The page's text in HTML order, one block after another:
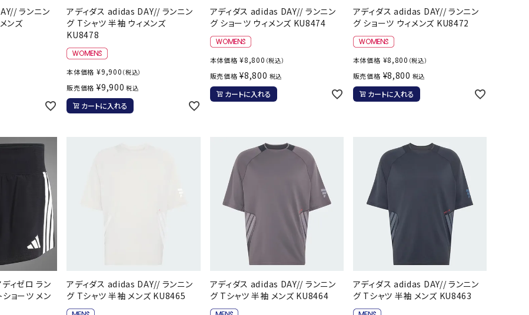
インナーグローブ（守備用手袋）
その他手袋
メンテナンス用品
ソックス・ストッキング
その他アクセサリー
サリー
バスケットボールシューズ
バスケットボールウェア
レプリカウェア・グッズ
ボール（バスケットボール）
ボール用品（バスケットボール）
ソックス
その他アクセサリー
バレーボールシューズ
バレーボール用サポーター
ボール（バレーボール）
ボール用品（バレーボール）
ソックス
その他アクセサリー
サッカー・フットサルトレーニン
グシューズ
ジュニアサッカー・フットサルト
レーニングシューズ
野球スパイク・シューズ
少年野球スパイク・シューズ
バスケットボールシューズ
テニスシューズ
フィットネスシューズ
陸上スパイク・シューズ
ハンドボールシューズ
ウォーキング・トレッキングシュ
ーズ
アウトドアシューズ
トレーニング・ジム・カジュアル
キッズカジュアル
テニスバッグ
その他バッグ
トレッキングソックス
ラグビーソックス
トレーニング・ジム・カジュアル
DESCENTE FINTA Foxfire G-FIT gol. GOSEN
HEAD
HELLY
HANSEN
HOKA hummel JFIT le coq sportif
LUZeSOMBR
Marmot
ミツハシオリジ
ランニン
ンズ
アディダス adidas DAY// ランニン
グ Tシャツ 半袖 ウィメンズ
KU8478
本体価格 ¥9,900 （税込）
販売価格 ¥9,900 税込
カートに入れる
アディダス adidas DAY// ランニン
グ ショーツ ウィメンズ KU8474
本体価格 ¥8,800 （税込）
販売価格 ¥8,800 税込
カートに入れる
アディダス adidas DAY// ランニン
グ ショーツ ウィメンズ KU8472
本体価格 ¥8,800 （税込）
販売価格 ¥8,800 税込
カートに入れる
ィゼロ ラン
ョーツ メン
アディダス adidas DAY// ランニン
グ Tシャツ 半袖 メンズ KU8465
アディダス adidas DAY// ランニン
グ Tシャツ 半袖 メンズ KU8464
アディダス adidas DAY// ランニン
グ Tシャツ 半袖 メンズ KU8463